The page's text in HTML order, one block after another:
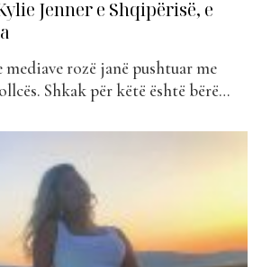
Jenner e Shqipërisë, e
rozë janë pushtuar me
Shkak për këtë është bërë
publik, Luana ka rënë pre e
nga Eric Tabach, i cili ka vendosur